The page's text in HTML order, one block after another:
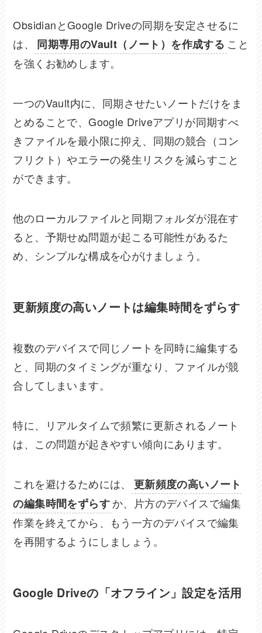
ObsidianとGoogle Driveの同期を安定させるに
は、
同期専用のVault（ノート）を作成する こと
を強くお勧めします。
一つのVault内に、同期させたいノートだけをま
とめることで、Google Driveアプリが同期すべ
きファイルを最小限に抑え、同期の競合（コン
フリクト）やエラーの発生リスクを減らすこと
ができます。
他のローカルファイルと同期フォルダが混在す
ると、予期せぬ問題が起こる可能性があるた
め、シンプルな構成を心がけましょう。
更新頻度の高いノートは編集時間をずらす
複数のデバイスで同じノートを同時に編集する
と、同期のタイミングが重なり、ファイルが競
合してしまいます。
特に、リアルタイムで頻繁に更新されるノート
は、この問題が起きやすい傾向にあります。
これを避けるためには、
更新頻度の高いノート
の編集時間をずらすか、片方のデバイスで編集
作業を終えてから、もう一方のデバイスで編集
を再開するようにしましょう。
Google Driveの「オフライン」設定を活用